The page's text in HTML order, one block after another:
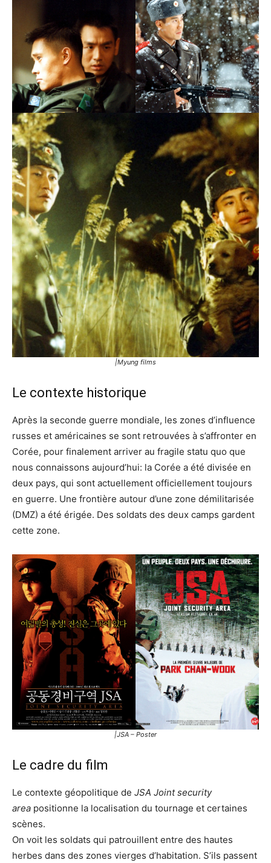
|Myung films
Le contexte historique
Après la seconde guerre mondiale, les zones d’influence
russes et américaines se sont retrouvées à s’affronter en
Corée, pour finalement arriver au fragile statu quo que
nous connaissons aujourd’hui: la Corée a été divisée en
deux pays, qui sont actuellement officiellement toujours
en guerre. Une frontière autour d’une zone démilitarisée
(DMZ) a été érigée. Des soldats des deux camps gardent
cette zone.
|JSA – Poster
Le cadre du film
Le contexte géopolitique de JSA Joint security
area positionne la localisation du tournage et certaines
scènes.
On voit les soldats qui patrouillent entre des hautes
herbes dans des zones vierges d’habitation. S’ils passent